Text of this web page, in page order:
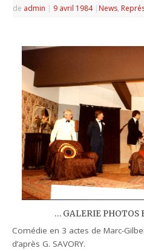
de admin | 9 avril 1984 | News,
… GALERIE PHOTOS
Comédie en 3 actes de Marc-
d’après G. SAVORY.